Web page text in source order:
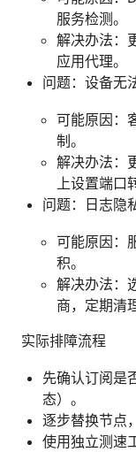
服务检测。
解决办法：
应用代理。
问题：设备无
可能原因：
制。
解决办法：
上设置端口
问题：日志隐
可能原因：
积。
解决办法：
商，定期清
实际排障流程
先确认订阅是
态）。
逐步替换节点
使用独立测速